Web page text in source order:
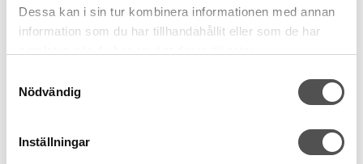
Dessa kan i sin tur kombinera informationen med annan
information som du har tillhandahållit eller som de har
Nödvändig
Inställningar
KÖP